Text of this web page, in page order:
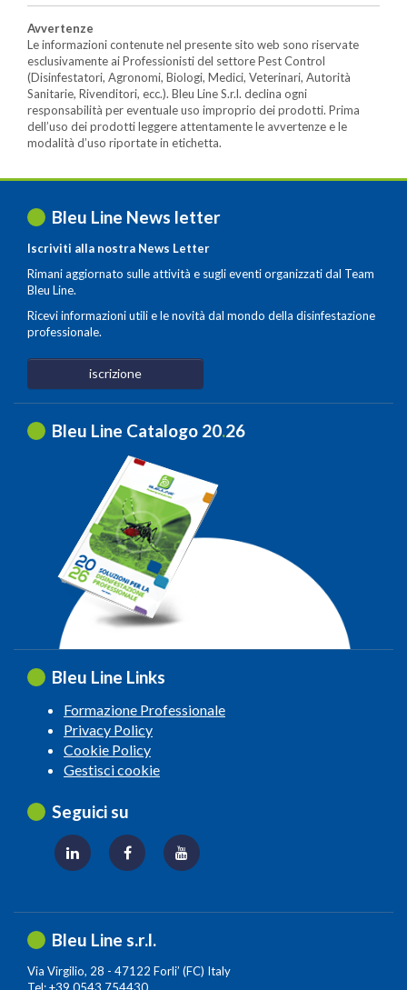
Avvertenze
Le informazioni contenute nel presente sito web sono riservate
esclusivamente ai Professionisti del settore Pest Control
(Disinfestatori, Agronomi, Biologi, Medici, Veterinari, Autorità
Sanitarie, Rivenditori, ecc.). Bleu Line S.r.l. declina ogni
responsabilità per eventuale uso improprio dei prodotti. Prima
dell’uso dei prodotti leggere attentamente le avvertenze e le
modalità d’uso riportate in etichetta.
Bleu Line News letter
Iscriviti alla nostra News Letter
Rimani aggiornato sulle attività e sugli eventi organizzati dal Team
Bleu Line.
Ricevi informazioni utili e le novità dal mondo della disinfestazione
professionale.
iscrizione
Bleu Line Catalogo 20.26
Bleu Line Links
Formazione Professionale
Privacy Policy
Cookie Policy
Gestisci cookie
Seguici su
Bleu Line s.r.l.
Via Virgilio, 28 - 47122 Forli’ (FC) Italy
Tel: +39 0543 754430